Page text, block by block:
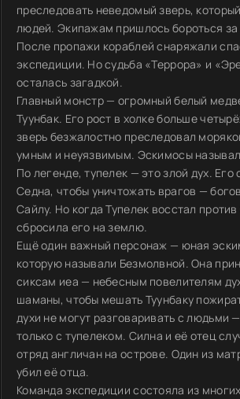
преследовать неведомый зверь,
людей. Экипажам пришлось бороться за
После пропажи кораблей снаряжали
экспедиции. Но судьба «Террора» и
осталась загадкой.
Главный монстр — огромный белый
Туунбак. Его рост в холке больше
зверь безжалостно преследовал
умным и неуязвимым. Эскимосы
По легенде, тупелек — это злой дух. Его
Седна, чтобы уничтожать врагов —
Сайлу. Но когда Тупелек восстал
сбросила его на землю.
Ещё один важный персонаж — юная
которую называли Безмолвной. Она
сиксам иеа — небесным повелителям
шаманы, чтобы мешать Туунбаку
духи не могут разговаривать с людьми
только с тупелеком. Силна и её отец
отряд англичан на острове. Один из
убил её отца.
Команда экспедиции состояла из